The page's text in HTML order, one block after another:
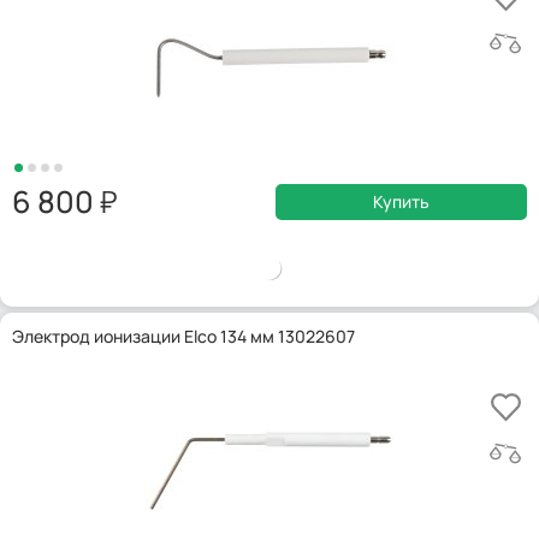
6 800 Купить
Электрод ионизации Elco 134 мм 13022607